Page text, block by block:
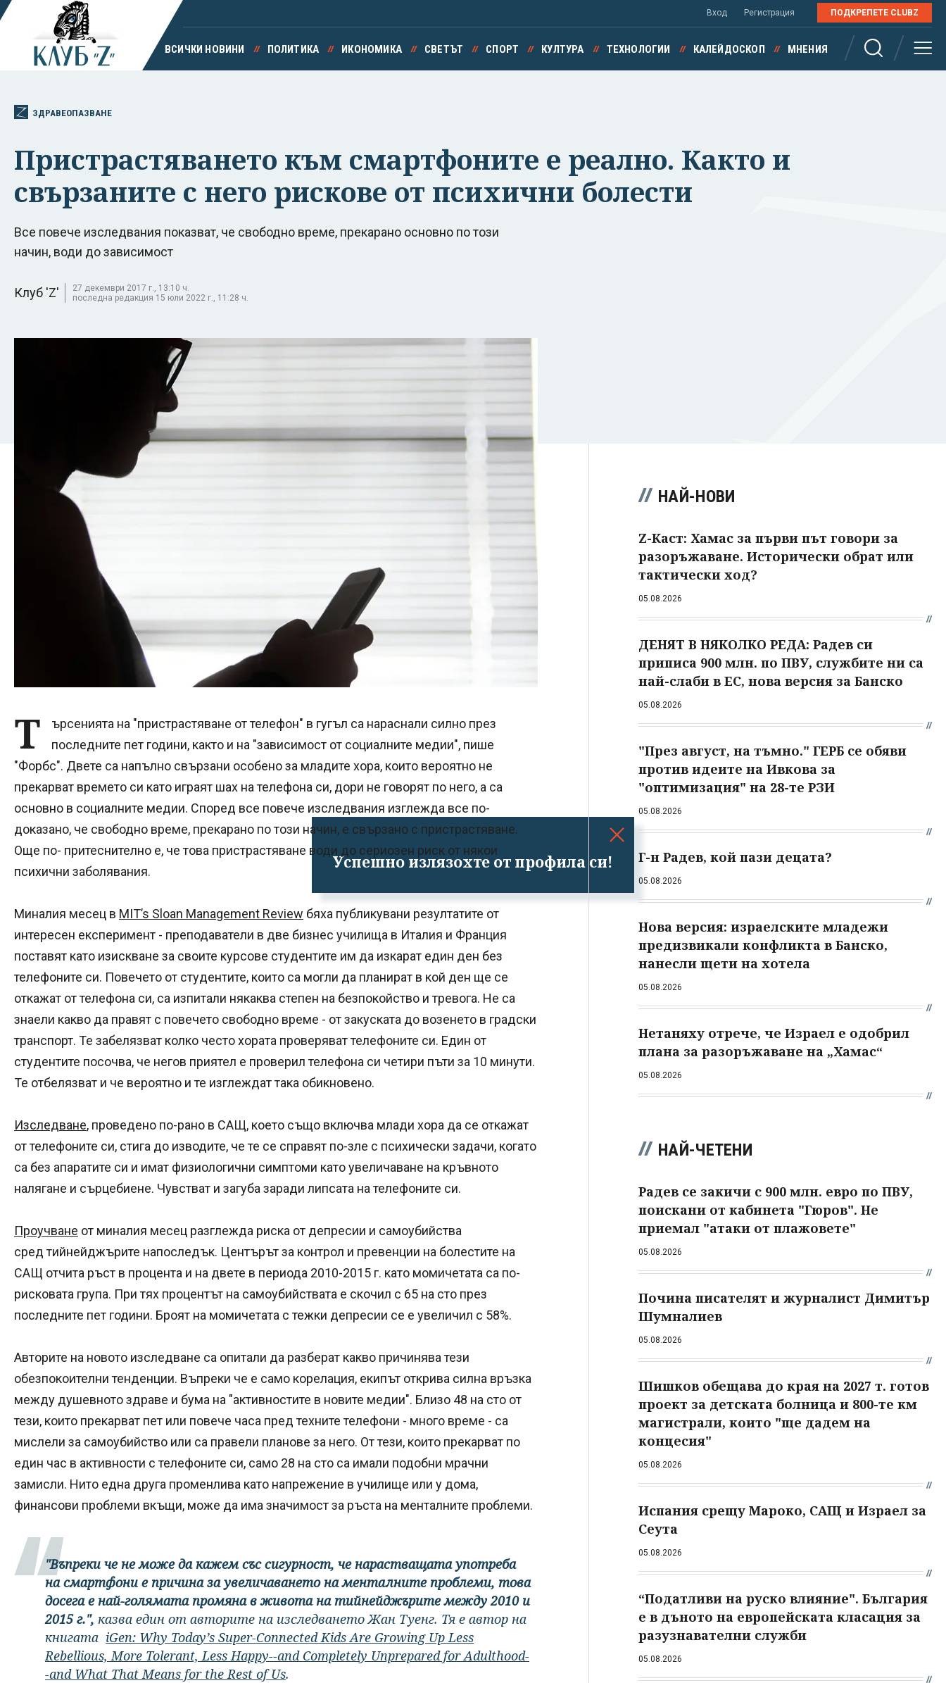
Успешно излязохте от профила си!
Вход Регистрация ПОДКРЕПЕТЕ CLUBZ
ВСИЧКИ НОВИНИ ПОЛИТИКА ИКОНОМИКА СВЕТЪТ СПОРТ КУЛТУРА ТЕХНОЛОГИИ КАЛЕЙДОСКОП МНЕНИЯ
ЗДРАВЕОПАЗВАНЕ
Пристрастяването към смартфоните е реално. Както и
свързаните с него рискове от психични болести
Все повече изследвания показват, че свободно време, прекарано основно по този
начин, води до зависимост
Клуб 'Z'
27 декември 2017 г., 13:10 ч.
последна редакция 15 юли 2022 г., 11:28 ч.
Т
ърсенията на "пристрастяване от телефон" в гугъл са нараснали силно през
последните пет години, както и на "зависимост от социалните медии", пише
"Форбс". Двете са напълно свързани особено за младите хора, които вероятно не
прекарват времето си като играят шах на телефона си, дори не говорят по него, а са
основно в социалните медии. Според все повече изследвания изглежда все по-
доказано, че свободно време, прекарано по този начин, е свързано с пристрастяване.
Още по- притеснително е, че това пристрастяване води до сериозен риск от някои
психични заболявания.
Миналия месец в MIT’s Sloan Management Review бяха публикувани резултатите от
интересен експеримент - преподаватели в две бизнес училища в Италия и Франция
поставят като изискване за своите курсове студентите им да изкарат един ден без
телефоните си. Повечето от студентите, които са могли да планират в кой ден ще се
откажат от телефона си, са изпитали някаква степен на безпокойство и тревога. Не са
знаели какво да правят с повечето свободно време - от закуската до возенето в градски
транспорт. Те забелязват колко често хората проверяват телефоните си. Един от
студентите посочва, че негов приятел е проверил телефона си четири пъти за 10 минути.
Те отбелязват и че вероятно и те изглеждат така обикновено.
Изследване, проведено по-рано в САЩ, което също включва млади хора да се откажат
от телефоните си, стига до изводите, че те се справят по-зле с психически задачи, когато
са без апаратите си и имат физиологични симптоми като увеличаване на кръвното
налягане и сърцебиене. Чувстват и загуба заради липсата на телефоните си.
Проучване от миналия месец разглежда риска от депресии и самоубийства
сред тийнейджърите напоследък. Центърът за контрол и превенции на болестите на
САЩ отчита ръст в процента и на двете в периода 2010-2015 г. като момичетата са по-
рисковата група. При тях процентът на самоубийствата е скочил с 65 на сто през
последните пет години. Броят на момичетата с тежки депресии се е увеличил с 58%.
Авторите на новото изследване са опитали да разберат какво причинява тези
обезпокоителни тенденции. Въпреки че е само корелация, екипът открива силна връзка
между душевното здраве и бума на "активностите в новите медии". Близо 48 на сто от
тези, които прекарват пет или повече часа пред техните телефони - много време - са
мислели за самоубийство или са правели планове за него. От тези, които прекарват по
един час в активности с телефоните си, само 28 на сто са имали подобни мрачни
замисли. Нито една друга променлива като напрежение в училище или у дома,
финансови проблеми вкъщи, може да има значимост за ръста на менталните проблеми.
"Въпреки че не може да кажем със сигурност, че нарастващата употреба
на смартфони е причина за увеличаването на менталните проблеми, това
досега е най-голямата промяна в живота на тийнейджърите между 2010 и
2015 г.", казва един от авторите на изследването Жан Туенг. Тя е автор на
книгата iGen: Why Today’s Super-Connected Kids Are Growing Up Less
Rebellious, More Tolerant, Less Happy--and Completely Unprepared for Adulthood-
-and What That Means for the Rest of Us.
НАЙ-НОВИ
Z-Каст: Хамас за първи път говори за
разоръжаване. Исторически обрат или
тактически ход?
05.08.2026
ДЕНЯТ В НЯКОЛКО РЕДА: Радев си
приписа 900 млн. по ПВУ, службите ни са
най-слаби в ЕС, нова версия за Банско
05.08.2026
"През август, на тъмно." ГЕРБ се обяви
против идеите на Ивкова за
"оптимизация" на 28-те РЗИ
05.08.2026
Г-н Радев, кой пази децата?
05.08.2026
Нова версия: израелските младежи
предизвикали конфликта в Банско,
нанесли щети на хотела
05.08.2026
Нетаняху отрече, че Израел е одобрил
плана за разоръжаване на „Хамас“
05.08.2026
НАЙ-ЧЕТЕНИ
Радев се закичи с 900 млн. евро по ПВУ,
поискани от кабинета "Гюров". Не
приемал "атаки от плажовете"
05.08.2026
Почина писателят и журналист Димитър
Шумналиев
05.08.2026
Шишков обещава до края на 2027 т. готов
проект за детската болница и 800-те км
магистрали, които "ще дадем на
концесия"
05.08.2026
Испания срещу Мароко, САЩ и Израел за
Сеута
05.08.2026
“Податливи на руско влияние". България
е в дъното на европейската класация за
разузнавателни служби
05.08.2026